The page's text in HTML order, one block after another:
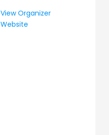
View Organizer
Website